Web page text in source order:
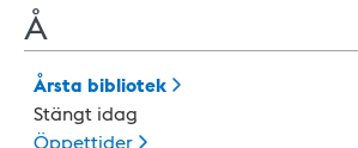
Å
Årsta bibliotek
Stängt idag
Öppettider